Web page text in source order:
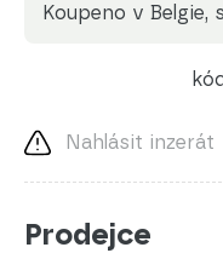
koupeno v
Nahlásit inzerát
Prodejce